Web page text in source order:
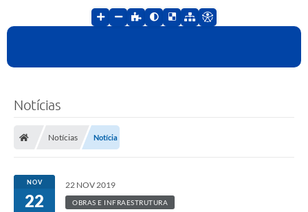
Notícias
Notícias Notícia
NOV
22
22 NOV 2019
OBRAS E INFRAESTRUTURA